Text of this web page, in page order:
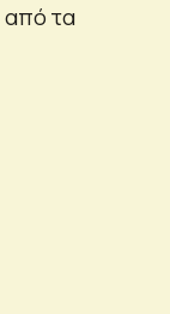
από τα